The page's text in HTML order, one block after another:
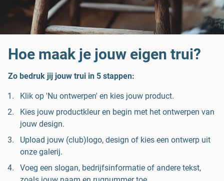
Hoe maak je jouw eigen trui?
Zo bedruk jij jouw trui in 5 stappen:
Klik op 'Nu ontwerpen' en kies jouw product.
Kies jouw productkleur en begin met het ontwerpen van
jouw design.
Upload jouw (club)logo, design of kies een ontwerp uit
onze galerij.
Voeg een slogan, bedrijfsinformatie of andere tekst,